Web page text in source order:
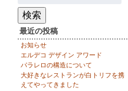
索:
検索
最近の投稿
お知らせ
エルデコ デザイン アワード
パラレロの構造について
大好きなレストランが白トリフを携
えてやってきました